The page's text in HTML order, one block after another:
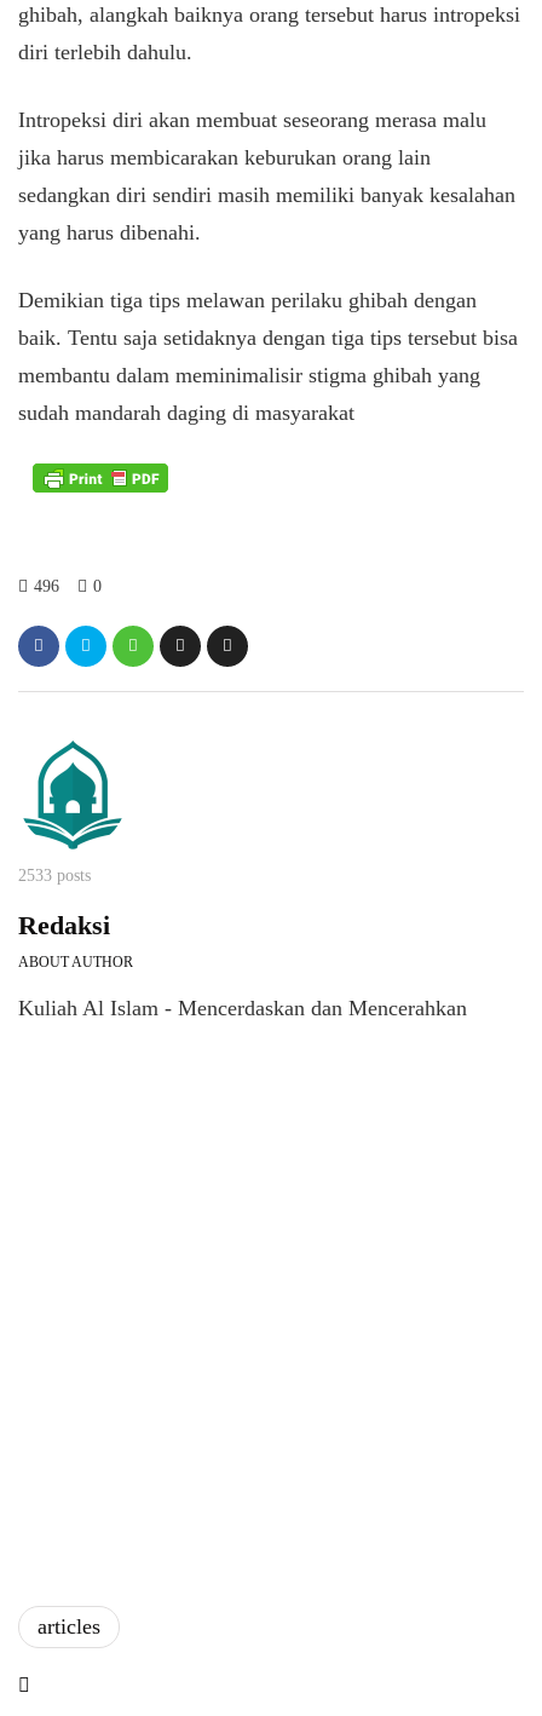
ghibah, alangkah baiknya orang tersebut harus intropeksi
diri terlebih dahulu.
Intropeksi diri akan membuat seseorang merasa malu
jika harus membicarakan keburukan orang lain
sedangkan diri sendiri masih memiliki banyak kesalahan
yang harus dibenahi.
Demikian tiga tips melawan perilaku ghibah dengan
baik. Tentu saja setidaknya dengan tiga tips tersebut bisa
membantu dalam meminimalisir stigma ghibah yang
sudah mandarah daging di masyarakat
496 0
2533 posts
Redaksi
ABOUT AUTHOR
Kuliah Al Islam - Mencerdaskan dan Mencerahkan
articles